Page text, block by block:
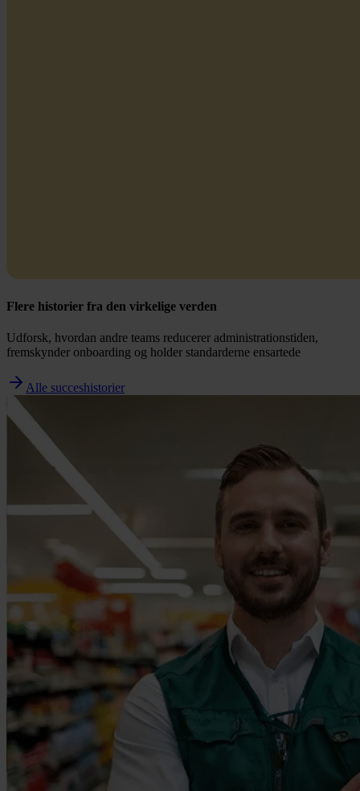
Flere historier fra den virkelige verden
Udforsk, hvordan andre teams reducerer administrationstiden,
fremskynder onboarding og holder standarderne ensartede
Alle succeshistorier